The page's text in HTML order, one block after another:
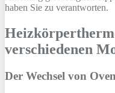
haben Sie zu verantworten.
verschiedenen
Der Wechsel von